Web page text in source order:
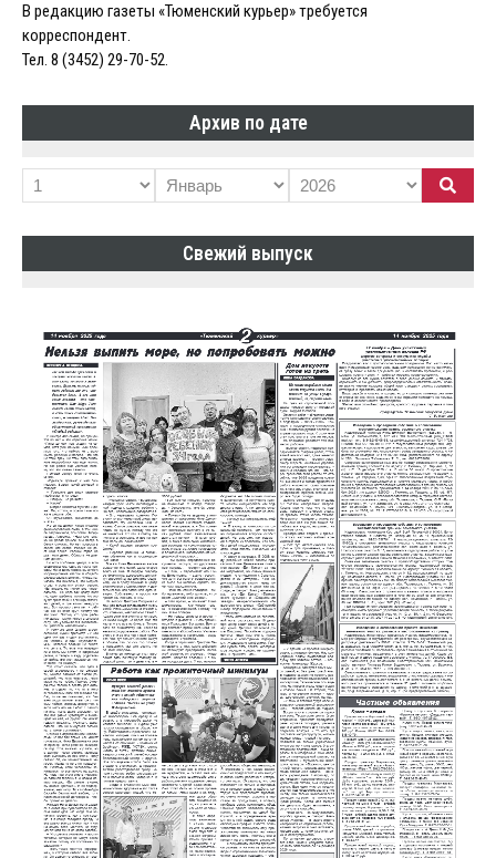
В редакцию газеты «Тюменский курьер» требуется
корреспондент.
Тел. 8 (3452) 29-70-52.
Архив по дате
Свежий выпуск